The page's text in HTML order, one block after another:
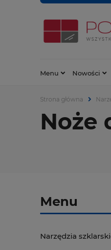
Menu Nowości
Strona główna
Noże
Menu
Narzędzia